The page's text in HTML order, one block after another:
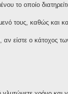
το οποίο
τους, καθώς και
είστε ο κάτοχος